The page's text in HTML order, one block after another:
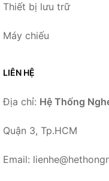
Thiết bị lưu trữ
Máy chiếu
LIÊN HỆ
Địa chỉ: Hệ Thống
Quận 3, Tp.HCM
Email: